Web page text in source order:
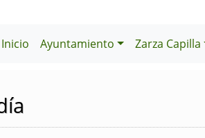
Inicio Ayuntamiento Zarza Capilla